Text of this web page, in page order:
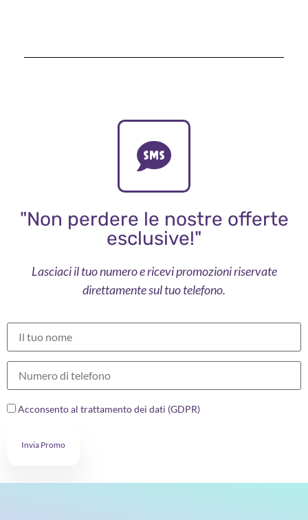
"Non perdere le nostre offerte
esclusive!"
Lasciaci il tuo numero e ricevi promozioni riservate
direttamente sul tuo telefono.
Acconsento al trattamento dei dati (GDPR)
Invia Promo